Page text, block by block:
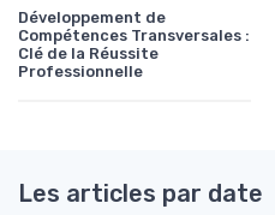
Développement de
Compétences Transversales :
Clé de la Réussite
Professionnelle
Les articles par date